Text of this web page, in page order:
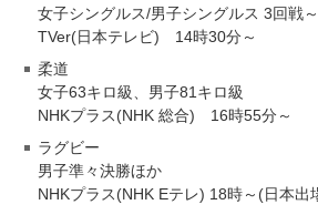
女子シングルス/男子シングルス 3回戦
TVer(日本テレビ) 14時30分～
柔道
女子63キロ級、男子81キロ級
NHKプラス(NHK 総合) 16時55分～
ラグビー
男子準々決勝ほか
NHKプラス(NHK Eテレ) 18時～(日本出